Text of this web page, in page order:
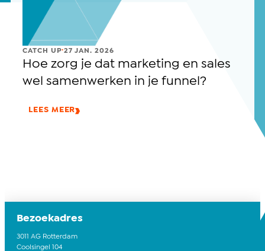
CATCH UP.27 JAN. 2026
Hoe zorg je dat marketing en sales
wel samenwerken in je funnel?
LEES MEER
Bezoekadres
3011 AG Rotterdam
Coolsingel 104